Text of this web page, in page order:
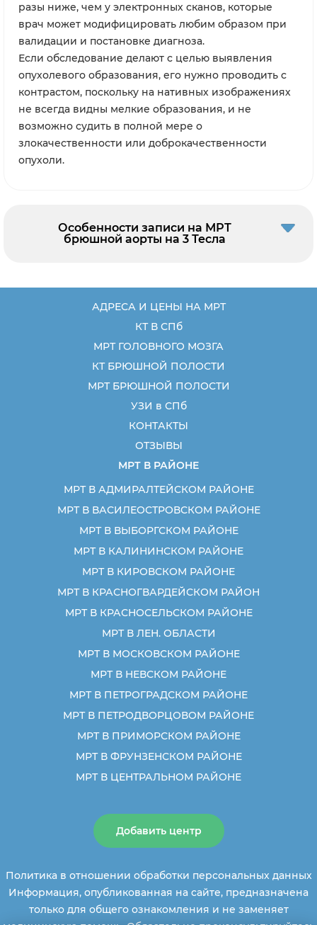
разы ниже, чем у электронных сканов, которые
врач может модифицировать любим образом при
валидации и постановке диагноза.
Если обследование делают с целью выявления
опухолевого образования, его нужно проводить с
контрастом, поскольку на нативных изображениях
не всегда видны мелкие образования, и не
возможно судить в полной мере о
злокачественности или доброкачественности
опухоли.
Особенности записи на МРТ
брюшной аорты на 3 Тесла
АДРЕСА И ЦЕНЫ НА МРТ
КТ В СПб
МРТ ГОЛОВНОГО МОЗГА
КТ БРЮШНОЙ ПОЛОСТИ
МРТ БРЮШНОЙ ПОЛОСТИ
УЗИ в СПб
КОНТАКТЫ
ОТЗЫВЫ
МРТ В РАЙОНЕ
МРТ В АДМИРАЛТЕЙСКОМ РАЙОНЕ
МРТ В ВАСИЛЕОСТРОВСКОМ РАЙОНЕ
МРТ В ВЫБОРГСКОМ РАЙОНЕ
МРТ В КАЛИНИНСКОМ РАЙОНЕ
МРТ В КИРОВСКОМ РАЙОНЕ
МРТ В КРАСНОГВАРДЕЙСКОМ РАЙОН
МРТ В КРАСНОСЕЛЬСКОМ РАЙОНЕ
МРТ В ЛЕН. ОБЛАСТИ
МРТ В МОСКОВСКОМ РАЙОНЕ
МРТ В НЕВСКОМ РАЙОНЕ
МРТ В ПЕТРОГРАДСКОМ РАЙОНЕ
МРТ В ПЕТРОДВОРЦОВОМ РАЙОНЕ
МРТ В ПРИМОРСКОМ РАЙОНЕ
МРТ В ФРУНЗЕНСКОМ РАЙОНЕ
МРТ В ЦЕНТРАЛЬНОМ РАЙОНЕ
Добавить центр
Политика в отношении обработки персональных данных
Информация, опубликованная на сайте, предназначена
только для общего ознакомления и не заменяет